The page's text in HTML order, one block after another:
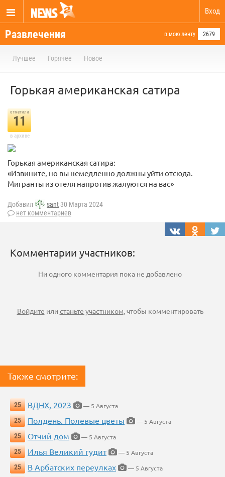
Вход
Развлечения в мою ленту 2679
Лучшее Горячее Новое
Горькая американская сатира
отметили
11
в архиве
Горькая американская сатира:
«Извините, но вы немедленно должны уйти отсюда.
Мигранты из отеля напротив жалуются на вас»
Добавил sant 30 Марта 2024
нет комментариев
Комментарии участников:
Ни одного комментария пока не добавлено
Войдите илистаньте участником, чтобы комментировать
Также смотрите:
25 ВДНХ, 2023
— 5 Августа
25
Полдень. Полевые цветы
— 5 Августа
25
Отчий дом
— 5 Августа
25
Илья Великий гудит
— 5 Августа
25
В Арбатских переулках
— 5 Августа